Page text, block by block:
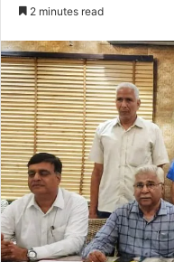
2 minutes read